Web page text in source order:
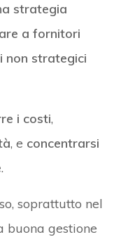
strategia
a fornitori
non strategici
i costi,
, e concentrarsi
.
soprattutto nel
buona gestione